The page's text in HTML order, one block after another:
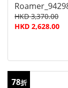
HKD 3,370.00
HKD 2,628.00
78折